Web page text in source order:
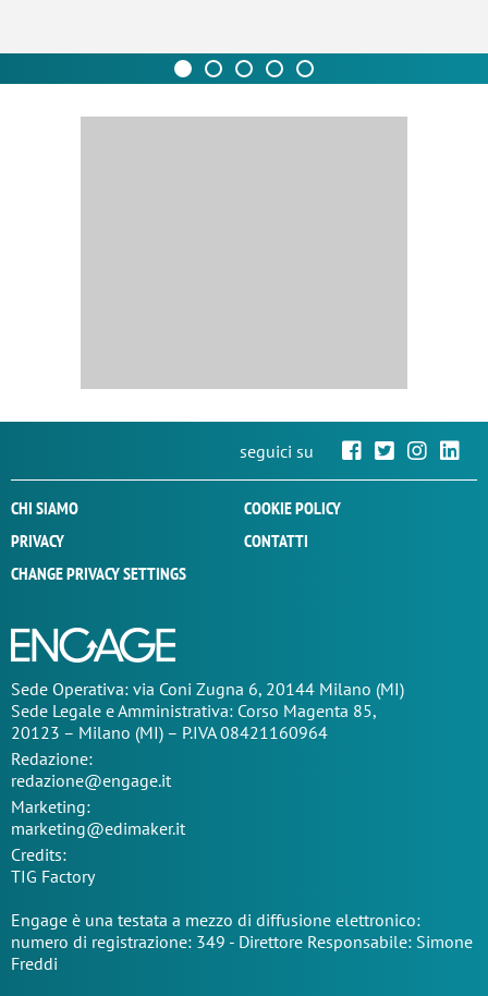
seguici su
CHI SIAMO
COOKIE POLICY
PRIVACY
CONTATTI
CHANGE PRIVACY SETTINGS
Sede Operativa: via Coni Zugna 6, 20144 Milano (MI)
Sede Legale e Amministrativa: Corso Magenta 85,
20123 – Milano (MI) – P.IVA 08421160964
Redazione:
redazione@engage.it
Marketing:
marketing@edimaker.it
Credits:
TIG Factory
Engage è una testata a mezzo di diffusione elettronico:
numero di registrazione: 349 - Direttore Responsabile: Simone
Freddi